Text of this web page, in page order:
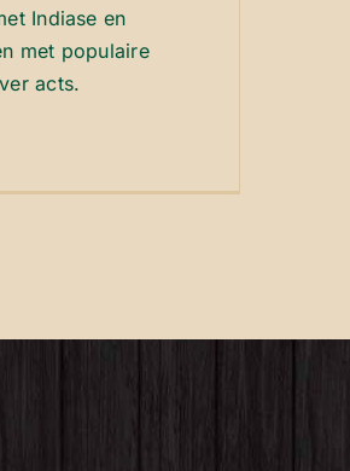
Indiase en
met populaire
acts.